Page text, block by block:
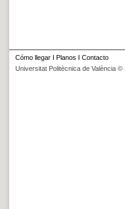
Cómo llegar I Planos I Contacto
Universitat Politècnica de València ©